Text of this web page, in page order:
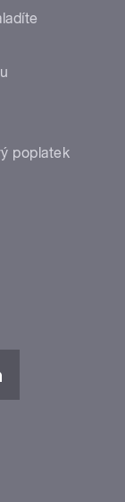
poplatek